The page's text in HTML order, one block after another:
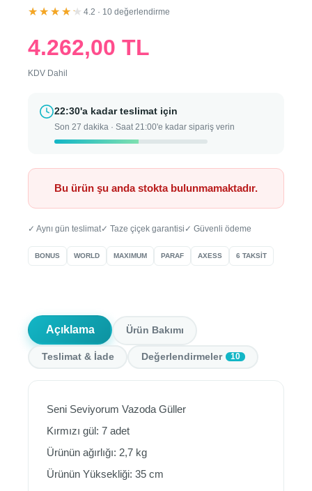
★★★★★ 4.2 · 10 değerlendirme
4.262,00 TL
KDV Dahil
22:30'a kadar teslimat için
Son 27 dakika · Saat 21:00'e kadar sipariş verin
Bu ürün şu anda stokta bulunmamaktadır.
✓ Aynı gün teslimat✓ Taze çiçek garantisi ✓ Güvenli ödeme
BONUS WORLD MAXIMUM PARAF AXESS 6 TAKSİT
Açıklama Ürün Bakımı
Teslimat & İade Değerlendirmeler 10
Seni Seviyorum Vazoda Güller
Kırmızı gül: 7 adet
Ürünün ağırlığı: 2,7 kg
Ürünün Yüksekliği: 35 cm